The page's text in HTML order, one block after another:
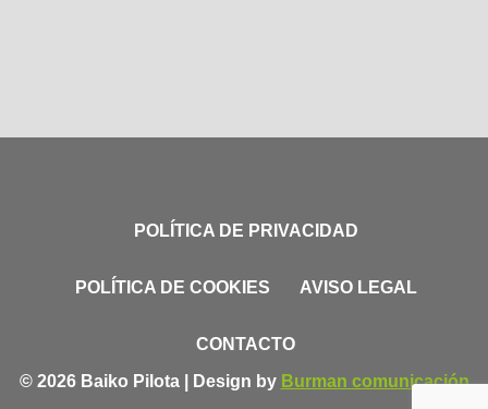
POLÍTICA DE PRIVACIDAD
POLÍTICA DE COOKIES AVISO LEGAL
CONTACTO
© 2026 Baiko Pilota | Design by Burman comunicación